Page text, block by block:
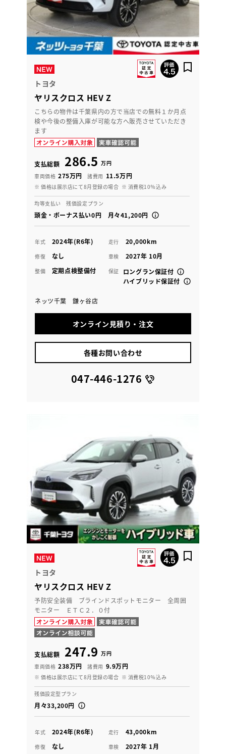
トヨタ
ヤリスクロス HEV Z
こちらの物件は千葉県内の方で当店での無料１か月点
検や今後の整備入庫が可能な方へ販売させていただき
ます
支払総額 286.5 万円
車両価格 275万円 諸費用 11.5万円
※ 価格は展示店にて8月登録の場合 ※ 消費税10％込み
均等支払い 残価設定プラン
頭金・ボーナス払い0円 月々41,200円
年式 2024年(R6年) 走行 20,000km
修復 なし 車検 2027年 10月
整備 定期点検整備付 保証
ロングラン保証付
ハイブリッド保証付
ネッツ千葉 鎌ヶ谷店
オンライン見積り・注文
各種お問い合わせ
047-446-1276
トヨタ
ヤリスクロス HEV Z
予防安全装備 ブラインドスポットモニター 全周囲
モニター ＥＴＣ２．０付
支払総額 247.9 万円
車両価格 238万円 諸費用 9.9万円
※ 価格は展示店にて8月登録の場合 ※ 消費税10％込み
残価設定型プラン
月々33,200円
年式 2024年(R6年) 走行 43,000km
修復 なし 車検 2027年 1月